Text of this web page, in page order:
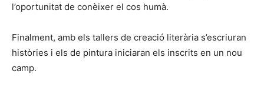
l’oportunitat de conèixer el cos humà.
Finalment, amb els tallers de creació literària s’escriuran
històries i els de pintura iniciaran els inscrits en un nou
camp.